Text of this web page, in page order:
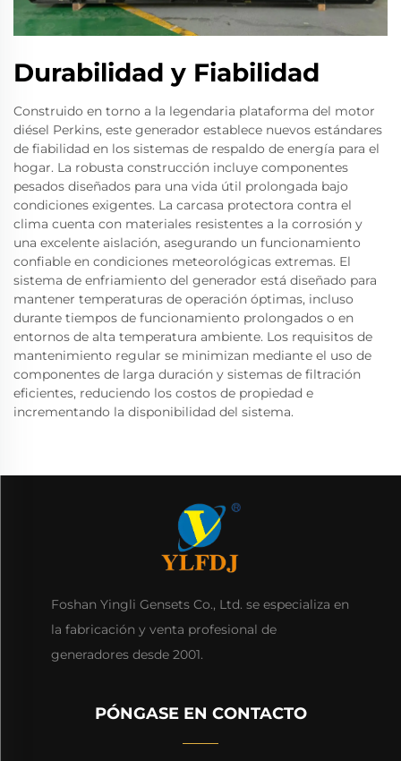
Durabilidad y Fiabilidad
Construido en torno a la legendaria plataforma del motor
diésel Perkins, este generador establece nuevos estándares
de fiabilidad en los sistemas de respaldo de energía para el
hogar. La robusta construcción incluye componentes
pesados diseñados para una vida útil prolongada bajo
condiciones exigentes. La carcasa protectora contra el
clima cuenta con materiales resistentes a la corrosión y
una excelente aislación, asegurando un funcionamiento
confiable en condiciones meteorológicas extremas. El
sistema de enfriamiento del generador está diseñado para
mantener temperaturas de operación óptimas, incluso
durante tiempos de funcionamiento prolongados o en
entornos de alta temperatura ambiente. Los requisitos de
mantenimiento regular se minimizan mediante el uso de
componentes de larga duración y sistemas de filtración
eficientes, reduciendo los costos de propiedad e
incrementando la disponibilidad del sistema.
Foshan Yingli Gensets Co., Ltd. se especializa en
la fabricación y venta profesional de
generadores desde 2001.
PÓNGASE EN CONTACTO